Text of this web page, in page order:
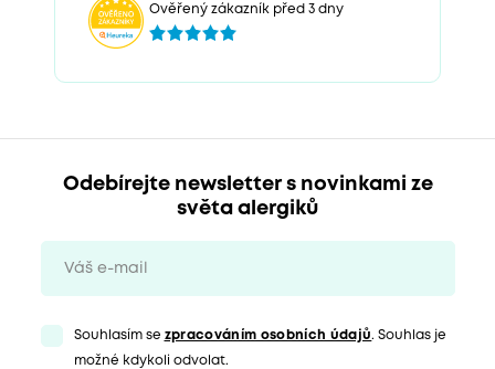
Ověřený zákazník před 3 dny
Odebírejte newsletter s novinkami ze
světa alergiků
Souhlasím se zpracováním osobních údajů. Souhlas je
možné kdykoli odvolat.